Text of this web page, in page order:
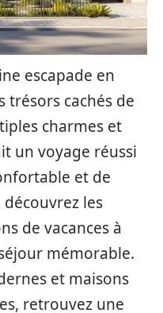
escapade en
trésors cachés de
charmes et
un voyage réussi
et de
découvrez les
de vacances à
mémorable.
et maisons
retrouvez une